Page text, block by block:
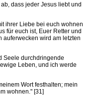
dass jeder Jesus liebt und
ihrer Liebe bei euch wohnen
für euch ist, Euer Retter und
auferwecken wird am letzten
Seele durchdringende
Leben, und ich werde
Wort festhalten; mein
wohnen." [31]